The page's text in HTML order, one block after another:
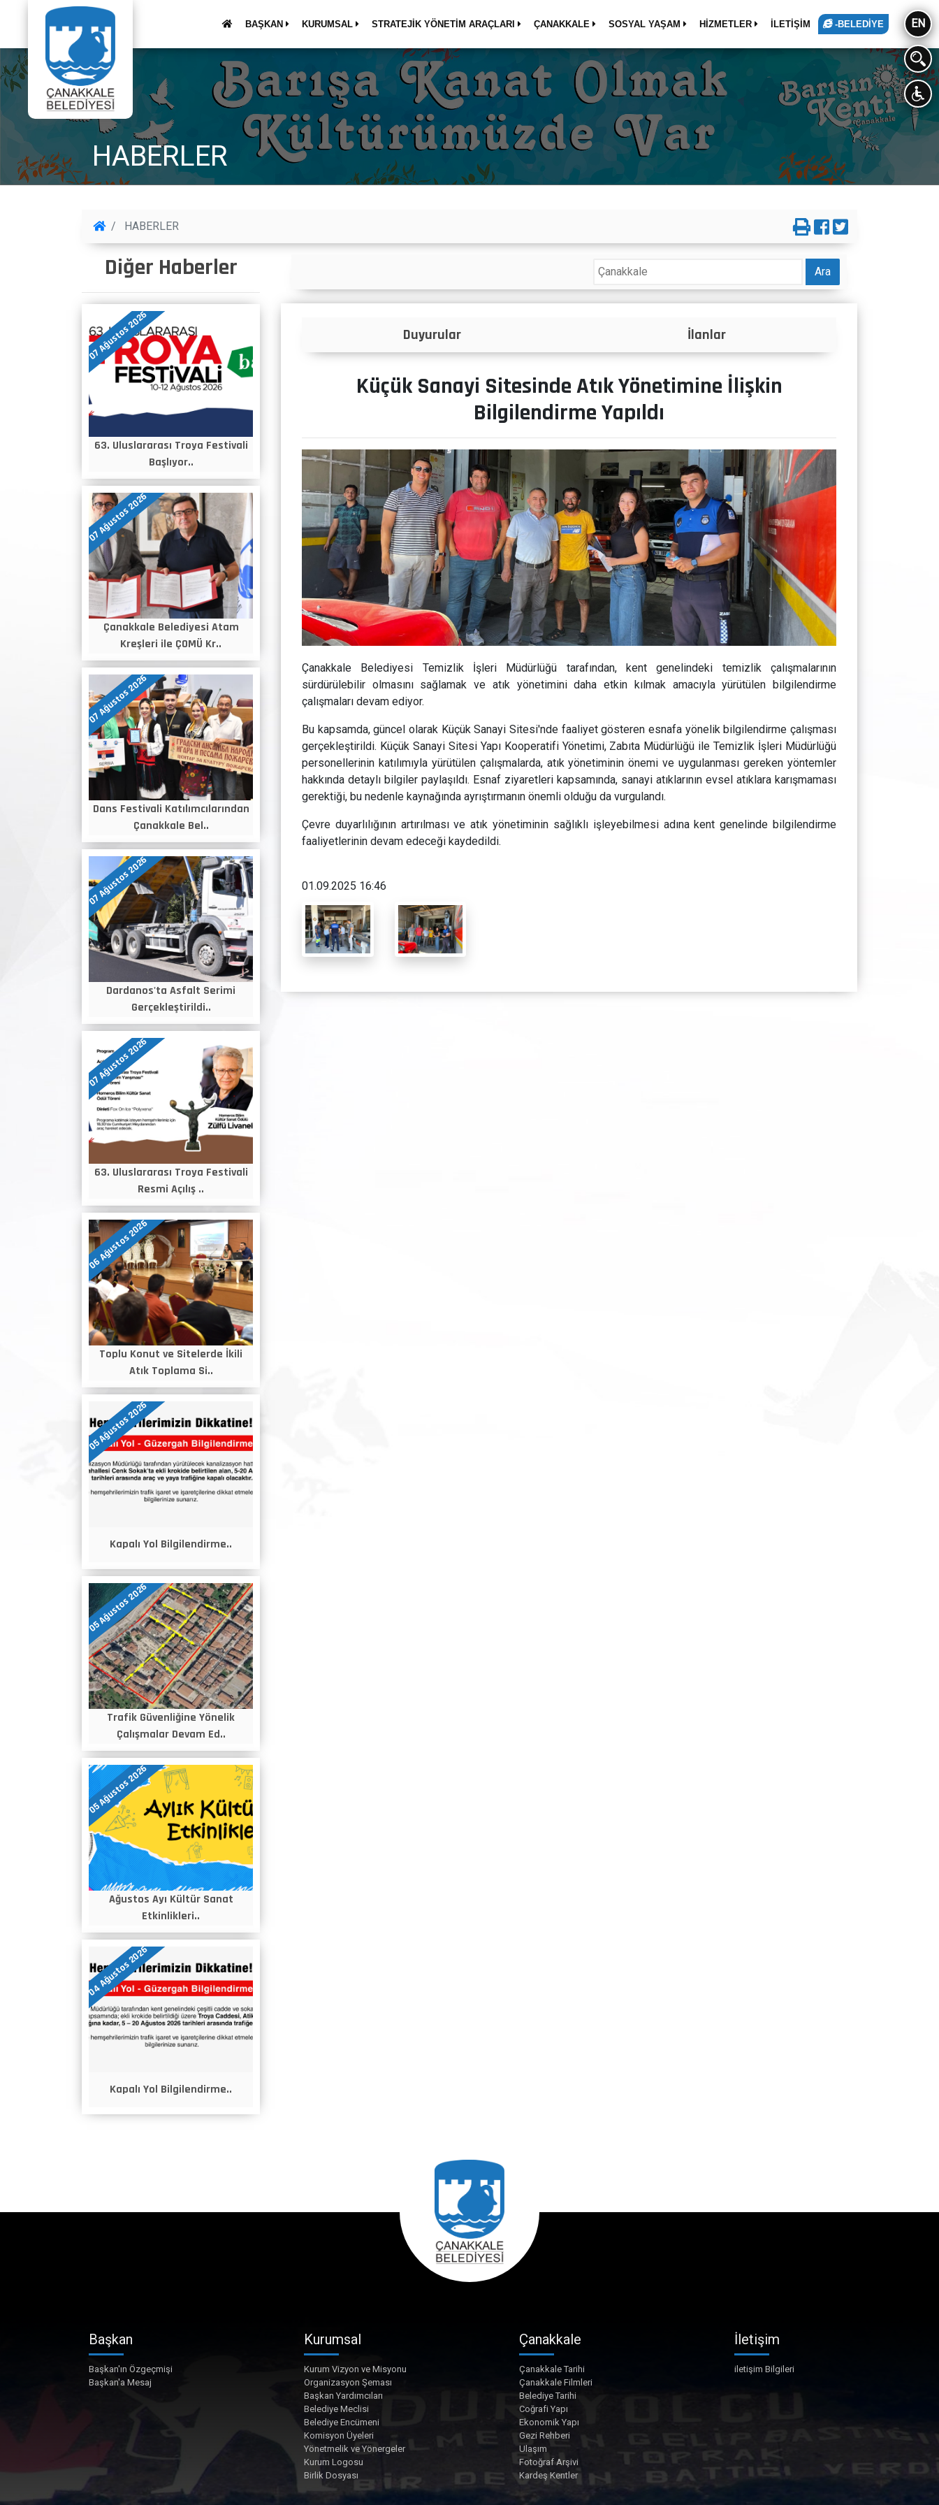
BAŞKAN KURUMSAL STRATEJİK YÖNETİM ARAÇLARI ÇANAKKALE SOSYAL YAŞAM HİZMETLER İLETİŞİM -BELEDİYE EN
HABERLER
HABERLER
Diğer Haberler
07 Ağustos 2026
63. Uluslararası Troya Festivali
Başlıyor..
07 Ağustos 2026
Çanakkale Belediyesi Atam
Kreşleri ile ÇOMÜ Kr..
07 Ağustos 2026
Dans Festivali Katılımcılarından
Çanakkale Bel..
07 Ağustos 2026
Dardanos'ta Asfalt Serimi
Gerçekleştirildi..
07 Ağustos 2026
63. Uluslararası Troya Festivali
Resmi Açılış ..
06 Ağustos 2026
Toplu Konut ve Sitelerde İkili
Atık Toplama Si..
05 Ağustos 2026
Kapalı Yol Bilgilendirme..
05 Ağustos 2026
Trafik Güvenliğine Yönelik
Çalışmalar Devam Ed..
05 Ağustos 2026
Ağustos Ayı Kültür Sanat
Etkinlikleri..
04 Ağustos 2026
Kapalı Yol Bilgilendirme..
Ara
Duyurular İlanlar Projeler
Küçük Sanayi Sitesinde Atık Yönetimine İlişkin
Bilgilendirme Yapıldı
Çanakkale Belediyesi Temizlik İşleri Müdürlüğü tarafından, kent genelindeki temizlik çalışmalarının
sürdürülebilir olmasını sağlamak ve atık yönetimini daha etkin kılmak amacıyla yürütülen bilgilendirme
çalışmaları devam ediyor.
Bu kapsamda, güncel olarak Küçük Sanayi Sitesi'nde faaliyet gösteren esnafa yönelik bilgilendirme çalışması
gerçekleştirildi. Küçük Sanayi Sitesi Yapı Kooperatifi Yönetimi, Zabıta Müdürlüğü ile Temizlik İşleri Müdürlüğü
personellerinin katılımıyla yürütülen çalışmalarda, atık yönetiminin önemi ve uygulanması gereken yöntemler
hakkında detaylı bilgiler paylaşıldı. Esnaf ziyaretleri kapsamında, sanayi atıklarının evsel atıklara karışmaması
gerektiği, bu nedenle kaynağında ayrıştırmanın önemli olduğu da vurgulandı.
Çevre duyarlılığının artırılması ve atık yönetiminin sağlıklı işleyebilmesi adına kent genelinde bilgilendirme
faaliyetlerinin devam edeceği kaydedildi.
01.09.2025 16:46
Başkan
Başkan'ın Özgeçmişi
Başkan'a Mesaj
Kurumsal
Kurum Vizyon ve Misyonu
Organizasyon Şeması
Başkan Yardımcıları
Belediye Meclisi
Belediye Encümeni
Komisyon Üyeleri
Yönetmelik ve Yönergeler
Kurum Logosu
Birlik Dosyası
Çanakkale
Çanakkale Tarihi
Çanakkale Filmleri
Belediye Tarihi
Coğrafi Yapı
Ekonomik Yapı
Gezi Rehberi
Ulaşım
Fotoğraf Arşivi
Kardeş Kentler
İletişim
iletişim Bilgileri